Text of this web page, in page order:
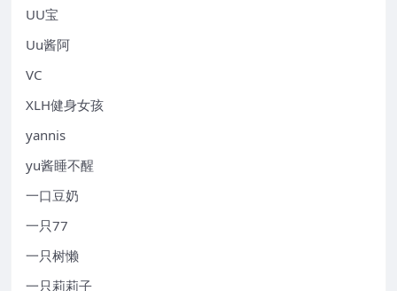
UU宝
Uu酱阿
VC
XLH健身女孩
yannis
yu酱睡不醒
一口豆奶
一只77
一只树懒
一只莉莉子